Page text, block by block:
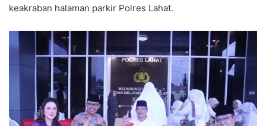
keakraban halaman parkir Polres Lahat.